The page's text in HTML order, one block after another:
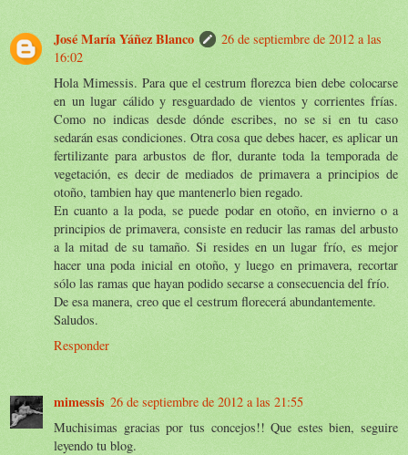
José María Yáñez Blanco
26 de septiembre de 2012 a las
16:02
Hola Mimessis. Para que el cestrum florezca bien debe colocarse
en un lugar cálido y resguardado de vientos y corrientes frías.
Como no indicas desde dónde escribes, no se si en tu caso
sedarán esas condiciones. Otra cosa que debes hacer, es aplicar un
fertilizante para arbustos de flor, durante toda la temporada de
vegetación, es decir de mediados de primavera a principios de
otoño, tambien hay que mantenerlo bien regado.
En cuanto a la poda, se puede podar en otoño, en invierno o a
principios de primavera, consiste en reducir las ramas del arbusto
a la mitad de su tamaño. Si resides en un lugar frío, es mejor
hacer una poda inicial en otoño, y luego en primavera, recortar
sólo las ramas que hayan podido secarse a consecuencia del frío.
De esa manera, creo que el cestrum florecerá abundantemente.
Saludos.
Responder
mimessis 26 de septiembre de 2012 a las 21:55
Muchisimas gracias por tus concejos!! Que estes bien, seguire
leyendo tu blog.